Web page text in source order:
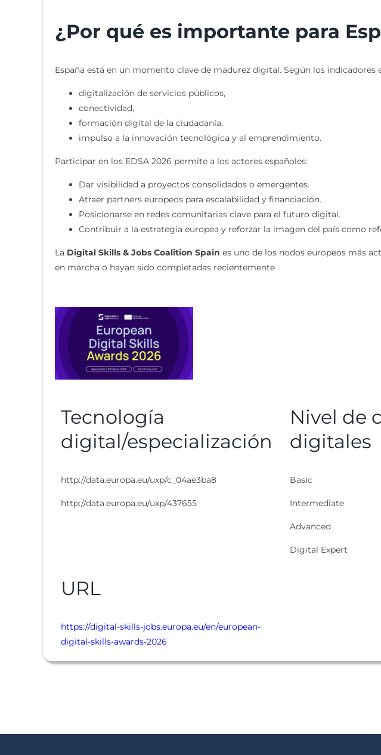
¿Por qué es importante para
España está en un momento clave de madurez digital. Según los indicadores
digitalización de servicios públicos,
conectividad,
formación digital de la ciudadanía,
impulso a la innovación tecnológica y al emprendimiento.
Participar en los EDSA 2026 permite a los actores españoles:
Dar visibilidad a proyectos consolidados o emergentes.
Atraer partners europeos para escalabilidad y financiación.
Posicionarse en redes comunitarias clave para el futuro digital.
Contribuir a la estrategia europea y reforzar la imagen del país como
La Digital Skills & Jobs Coalition Spain es uno de los nodos europeos más
en marcha o hayan sido completadas recientemente
Tecnología
digital/especialización
http://data.europa.eu/uxp/c_04ae3ba8
http://data.europa.eu/uxp/437655
Nivel de
digitales
Basic
Intermediate
Advanced
Digital Expert
URL
https://digital-skills-jobs.europa.eu/en/european-
digital-skills-awards-2026